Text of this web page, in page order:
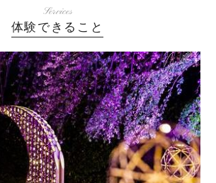
Services
体験できること